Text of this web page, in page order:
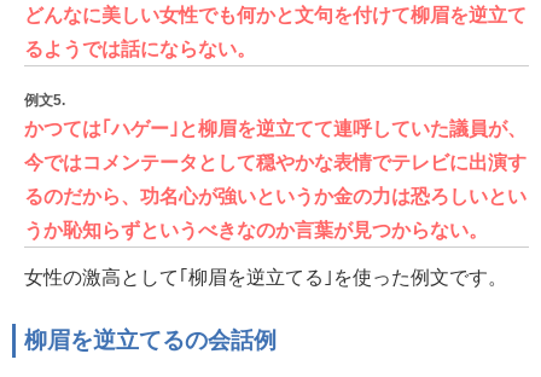
どんなに美しい女性でも何かと文句を付けて柳眉を逆立て
るようでは話にならない。
例文5.
かつては｢ハゲー｣と柳眉を逆立てて連呼していた議員が、
今ではコメンテータとして穏やかな表情でテレビに出演す
るのだから、功名心が強いというか金の力は恐ろしいとい
うか恥知らずというべきなのか言葉が見つからない。
女性の激高として｢柳眉を逆立てる｣を使った例文です。
柳眉を逆立てるの会話例